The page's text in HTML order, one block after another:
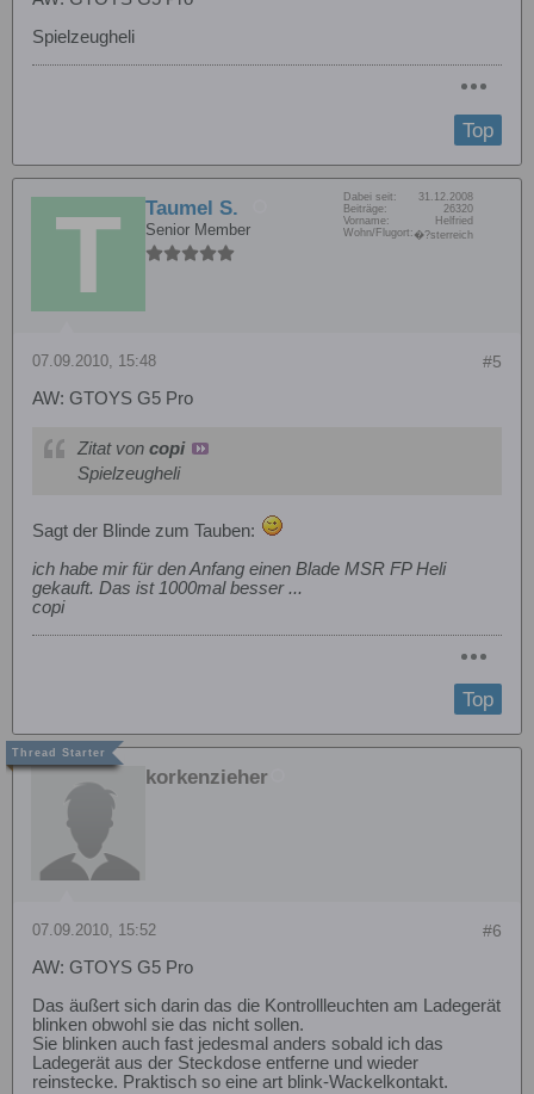
Spielzeugheli
Top
Taumel S.
Senior Member
Dabei seit:
31.12.2008
Beiträge:
26320
Vorname:
Helfried
Wohn/Flugort: �?sterreich
#5
07.09.2010, 15:48
AW: GTOYS G5 Pro
Zitat von copi
Spielzeugheli
Sagt der Blinde zum Tauben:
ich habe mir für den Anfang einen Blade MSR FP Heli
gekauft. Das ist 1000mal besser ...
copi
Top
korkenzieher
#6
07.09.2010, 15:52
AW: GTOYS G5 Pro
Das äußert sich darin das die Kontrollleuchten am Ladegerät
blinken obwohl sie das nicht sollen.
Sie blinken auch fast jedesmal anders sobald ich das
Ladegerät aus der Steckdose entferne und wieder
reinstecke. Praktisch so eine art blink-Wackelkontakt.